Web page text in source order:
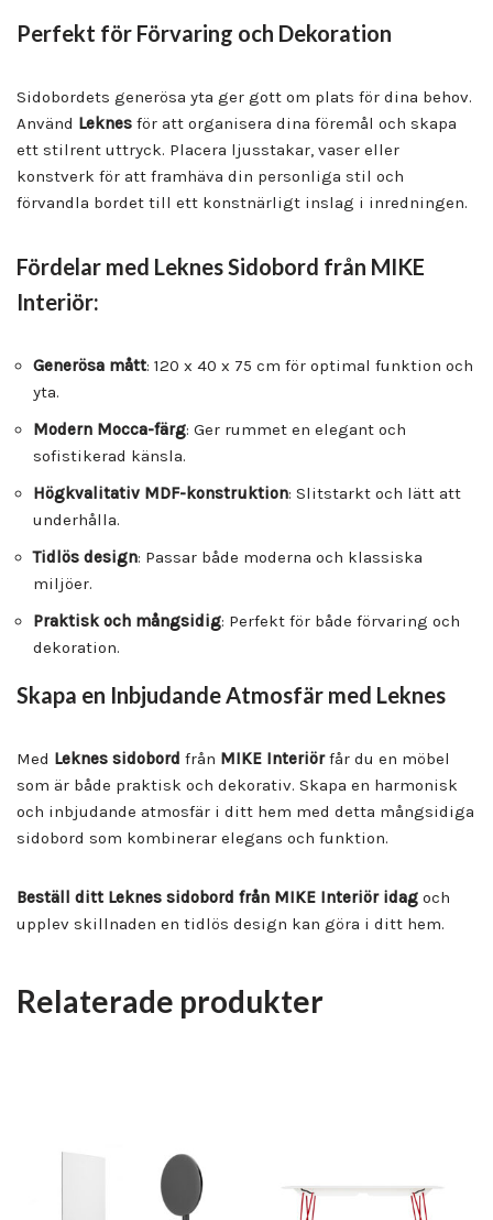
Perfekt för Förvaring och Dekoration
Sidobordets generösa yta ger gott om plats för dina behov.
Använd Leknes för att organisera dina föremål och skapa
ett stilrent uttryck. Placera ljusstakar, vaser eller
konstverk för att framhäva din personliga stil och
förvandla bordet till ett konstnärligt inslag i inredningen.
Fördelar med Leknes Sidobord från MIKE
Interiör:
Generösa mått: 120 x 40 x 75 cm för optimal funktion och
yta.
Modern Mocca-färg: Ger rummet en elegant och
sofistikerad känsla.
Högkvalitativ MDF-konstruktion: Slitstarkt och lätt att
underhålla.
Tidlös design: Passar både moderna och klassiska
miljöer.
Praktisk och mångsidig: Perfekt för både förvaring och
dekoration.
Skapa en Inbjudande Atmosfär med Leknes
Med Leknes sidobord från MIKE Interiörfår du en möbel
som är både praktisk och dekorativ. Skapa en harmonisk
och inbjudande atmosfär i ditt hem med detta mångsidiga
sidobord som kombinerar elegans och funktion.
Beställ ditt Leknes sidobord från MIKE Interiör idag och
upplev skillnaden en tidlös design kan göra i ditt hem.
Relaterade produkter